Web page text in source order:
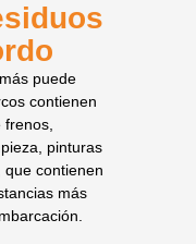
puede
contienen
frenos,
pinturas
que contienen
más